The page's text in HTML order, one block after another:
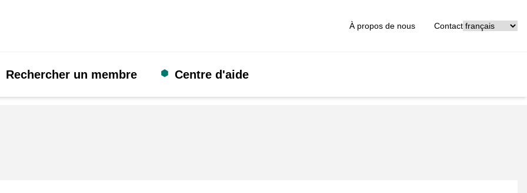
À propos de nous Contact
Rechercher un membre Centre d'aide